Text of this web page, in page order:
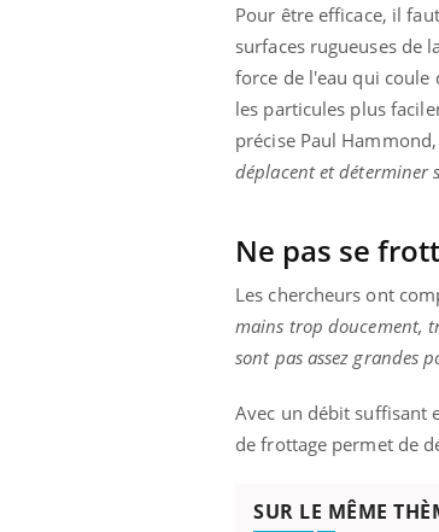
Pour être efficace, il
surfaces rugueuses de
force de l'eau qui
les particules plus
précise Paul
déplacent et déterminer
Ne pas se
Les chercheurs ont
mains trop doucement,
sont pas assez grandes
Avec un débit suffisant
de frottage permet de
SUR LE MÊME
En 2026, l'insuline dans le diabète
reste entourée d'idées reçues chez
patients comme parfois chez les